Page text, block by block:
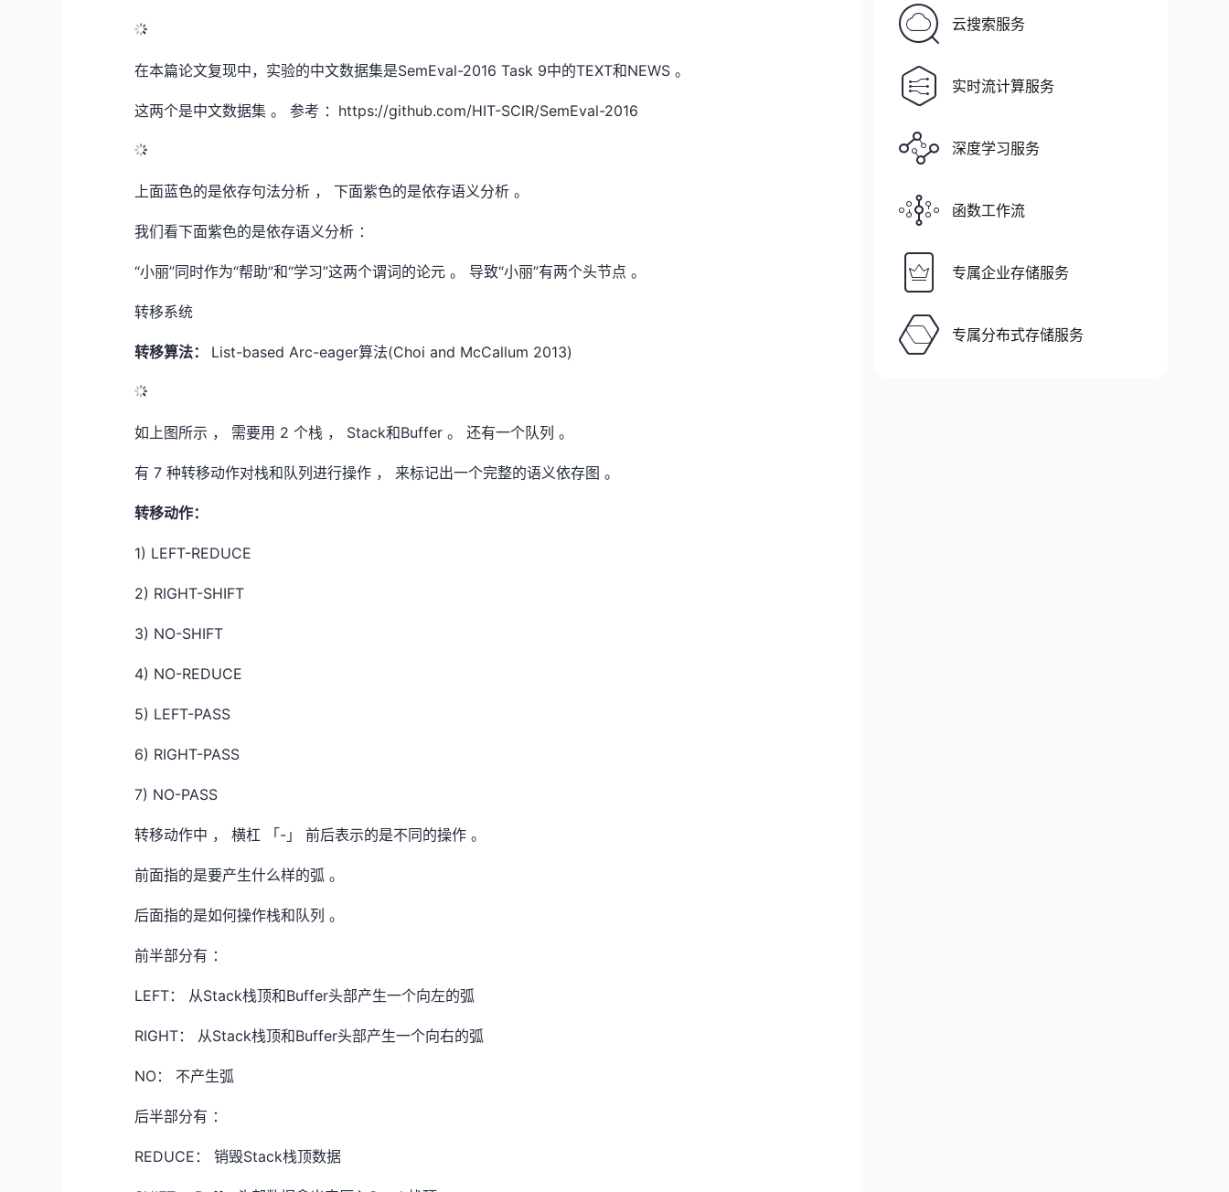
在本篇论文复现中，实验的中文数据集是SemEval-2016 Task 9中的TEXT和NEWS 。
这两个是中文数据集 。 参考 ：https://github.com/HIT-SCIR/SemEval-2016
上面蓝色的是依存句法分析 ， 下面紫色的是依存语义分析 。
我们看下面紫色的是依存语义分析 ：
“小丽”同时作为“帮助”和“学习”这两个谓词的论元 。 导致“小丽”有两个头节点 。
转移系统
转移算法： List-based Arc-eager算法(Choi and McCallum 2013)
如上图所示 ， 需要用 2 个栈 ， Stack和Buffer 。 还有一个队列 。
有 7 种转移动作对栈和队列进行操作 ， 来标记出一个完整的语义依存图 。
转移动作：
1) LEFT-REDUCE
2) RIGHT-SHIFT
3) NO-SHIFT
4) NO-REDUCE
5) LEFT-PASS
6) RIGHT-PASS
7) NO-PASS
转移动作中 ， 横杠 「-」 前后表示的是不同的操作 。
前面指的是要产生什么样的弧 。
后面指的是如何操作栈和队列 。
前半部分有 ：
LEFT： 从Stack栈顶和Buffer头部产生一个向左的弧
RIGHT： 从Stack栈顶和Buffer头部产生一个向右的弧
NO： 不产生弧
后半部分有 ：
REDUCE： 销毁Stack栈顶数据
云搜索服务
实时流计算服务
深度学习服务
函数工作流
专属企业存储服务
专属分布式存储服务